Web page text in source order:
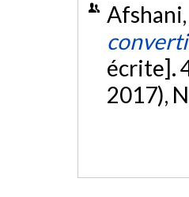
écrite].
2017),